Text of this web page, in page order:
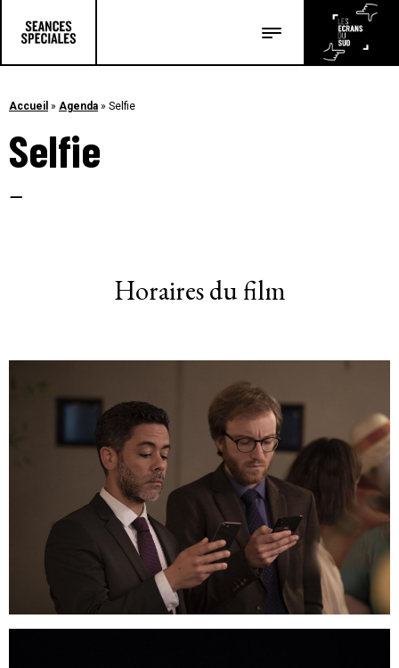
Accueil » Agenda » Selfie
Selfie
–
Horaires du film